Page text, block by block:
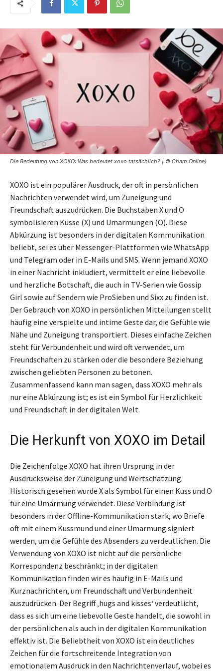
Die Bedeutung von XOXO: Was bedeutet xoxo tatsächlich? | © Cham Online)
XOXO ist ein populärer Ausdruck, der oft in persönlichen
Nachrichten verwendet wird, um Zuneigung und
Freundschaft auszudrücken. Die Buchstaben X und O
symbolisieren Küsse (X) und Umarmungen (O). Diese
Abkürzung ist besonders in der digitalen Kommunikation
beliebt, sei es über Messenger-Plattformen wie WhatsApp
und Telegram oder in E-Mails und SMS. Wenn jemand XOXO
in einer Nachricht inkludiert, vermittelt er eine liebevolle
und herzliche Botschaft, die auch in TV-Serien wie Gossip
Girl sowie auf Sendern wie ProSieben und Sixx zu finden ist.
Der Gebrauch von XOXO in persönlichen Mitteilungen stellt
häufig eine verspielte und intime Geste dar, die Gefühle wie
Nähe und Zuneigung transportiert. Dieses einfache Zeichen
steht für Verbundenheit und wird oft verwendet, um
Freundschaften zu stärken oder die besondere Beziehung
zwischen geliebten Personen zu betonen.
Zusammenfassend kann man sagen, dass XOXO mehr als
nur eine Abkürzung ist; es ist ein Symbol für Herzlichkeit
und Freundschaft in der digitalen Welt.
Die Herkunft von XOXO im Detail
Die Zeichenfolge XOXO hat ihren Ursprung in der
Ausdrucksweise der Zuneigung und Wertschätzung.
Historisch gesehen wurde X als Symbol für einen Kuss und O
für eine Umarmung verwendet. Diese Verbindung ist
besonders in der Offline-Kommunikation stark, wo Briefe
oft mit einem Kussmund und einer Umarmung signiert
werden, um die Gefühle des Absenders zu verdeutlichen. Die
Verwendung von XOXO ist nicht auf die persönliche
Korrespondenz beschränkt; in der digitalen
Kommunikation finden wir es häufig in E-Mails und
Kurznachrichten, um Freundschaft und Verbundenheit
auszudrücken. Der Begriff ‚hugs and kisses‘ verdeutlicht,
dass es sich um eine liebevolle Geste handelt, die sowohl in
der persönlichen als auch in der digitalen Kommunikation
effektiv ist. Die Beliebtheit von XOXO ist ein deutliches
Zeichen für die fortschreitende Integration von
emotionalem Ausdruck in den Nachrichtenverlauf, wobei es